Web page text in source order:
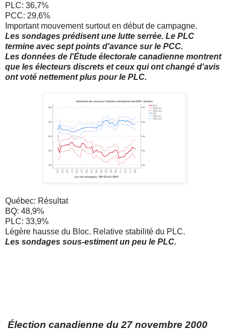
PLC: 36,7%
PCC: 29,6%
Important mouvement surtout en début de campagne.
Les sondages prédisent une lutte serrée. Le PLC
termine avec sept points d'avance sur le PCC.
Les données de l'Étude électorale canadienne montrent
que les électeurs discrets etceux qui ont changé d'avis
ont voté nettement plus pour le PLC.
Québec: Résultat
BQ: 48,9%
PLC: 33,9%
Légère hausse du Bloc. Relative stabilité du PLC.
Les sondages sous-estiment un peu le PLC.
Élection canadienne du 27 novembre 2000